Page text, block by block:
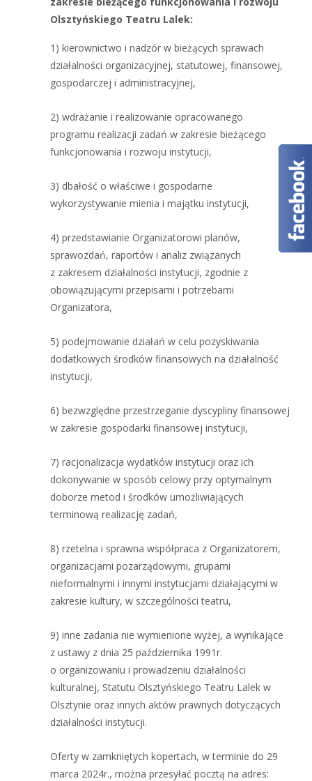
Olsztyńskiego Teatru Lalek:
1) kierownictwo i nadzór w bieżących sprawach
działalności organizacyjnej, statutowej, finansowej,
gospodarczej i administracyjnej,
2) wdrażanie i realizowanie opracowanego
programu realizacji zadań w zakresie bieżącego
funkcjonowania i rozwoju instytucji,
3) dbałość o właściwe i gospodarne
wykorzystywanie mienia i majątku instytucji,
4) przedstawianie Organizatorowi planów,
sprawozdań, raportów i analiz związanych
z zakresem działalności instytucji, zgodnie z
obowiązującymi przepisami i potrzebami
Organizatora,
5) podejmowanie działań w celu pozyskiwania
dodatkowych środków finansowych na działalność
instytucji,
6) bezwzględne przestrzeganie dyscypliny finansowej
w zakresie gospodarki finansowej instytucji,
7) racjonalizacja wydatków instytucji oraz ich
dokonywanie w sposób celowy przy optymalnym
doborze metod i środków umożliwiających
terminową realizację zadań,
8) rzetelna i sprawna współpraca z Organizatorem,
organizacjami pozarządowymi, grupami
nieformalnymi i innymi instytucjami działającymi w
zakresie kultury, w szczególności teatru,
9) inne zadania nie wymienione wyżej, a wynikające
z ustawy z dnia 25 października 1991r.
o organizowaniu i prowadzeniu działalności
kulturalnej, Statutu Olsztyńskiego Teatru Lalek w
Olsztynie oraz innych aktów prawnych dotyczących
działalności instytucji.
Oferty w zamkniętych kopertach, w terminie do 29
marca 2024r., można przesyłać pocztą na adres: